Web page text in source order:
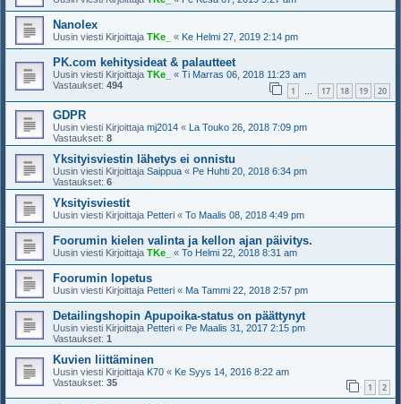
Nanolex
Uusin viesti Kirjoittaja TKe_ « Ke Helmi 27, 2019 2:14 pm
PK.com kehitysideat & palautteet
Uusin viesti Kirjoittaja TKe_ « Ti Marras 06, 2018 11:23 am
Vastaukset: 494 1 … 17 18 19 20
GDPR
Uusin viesti Kirjoittaja mj2014 « La Touko 26, 2018 7:09 pm
Vastaukset: 8
Yksityisviestin lähetys ei onnistu
Uusin viesti Kirjoittaja Saippua « Pe Huhti 20, 2018 6:34 pm
Vastaukset: 6
Yksityisviestit
Uusin viesti Kirjoittaja Petteri « To Maalis 08, 2018 4:49 pm
Foorumin kielen valinta ja kellon ajan päivitys.
Uusin viesti Kirjoittaja TKe_ « To Helmi 22, 2018 8:31 am
Foorumin lopetus
Uusin viesti Kirjoittaja Petteri « Ma Tammi 22, 2018 2:57 pm
Detailingshopin Apupoika-status on päättynyt
Uusin viesti Kirjoittaja Petteri « Pe Maalis 31, 2017 2:15 pm
Vastaukset: 1
Kuvien liittäminen
Uusin viesti Kirjoittaja K70 « Ke Syys 14, 2016 8:22 am
Vastaukset: 35 1 2